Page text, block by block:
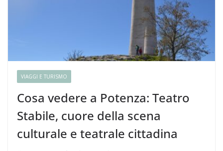
VIAGGI E TURISMO
Cosa vedere a Potenza: Teatro
Stabile, cuore della scena
culturale e teatrale cittadina